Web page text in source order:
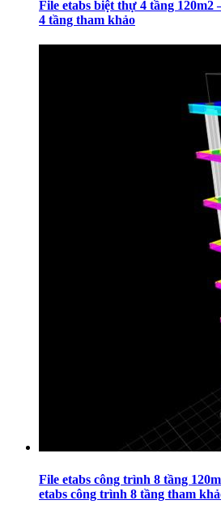
File etabs biệt thự 4 tầng
4 tầng tham khảo
File etabs công trình 8 tầng
etabs công trình 8 tầng tham